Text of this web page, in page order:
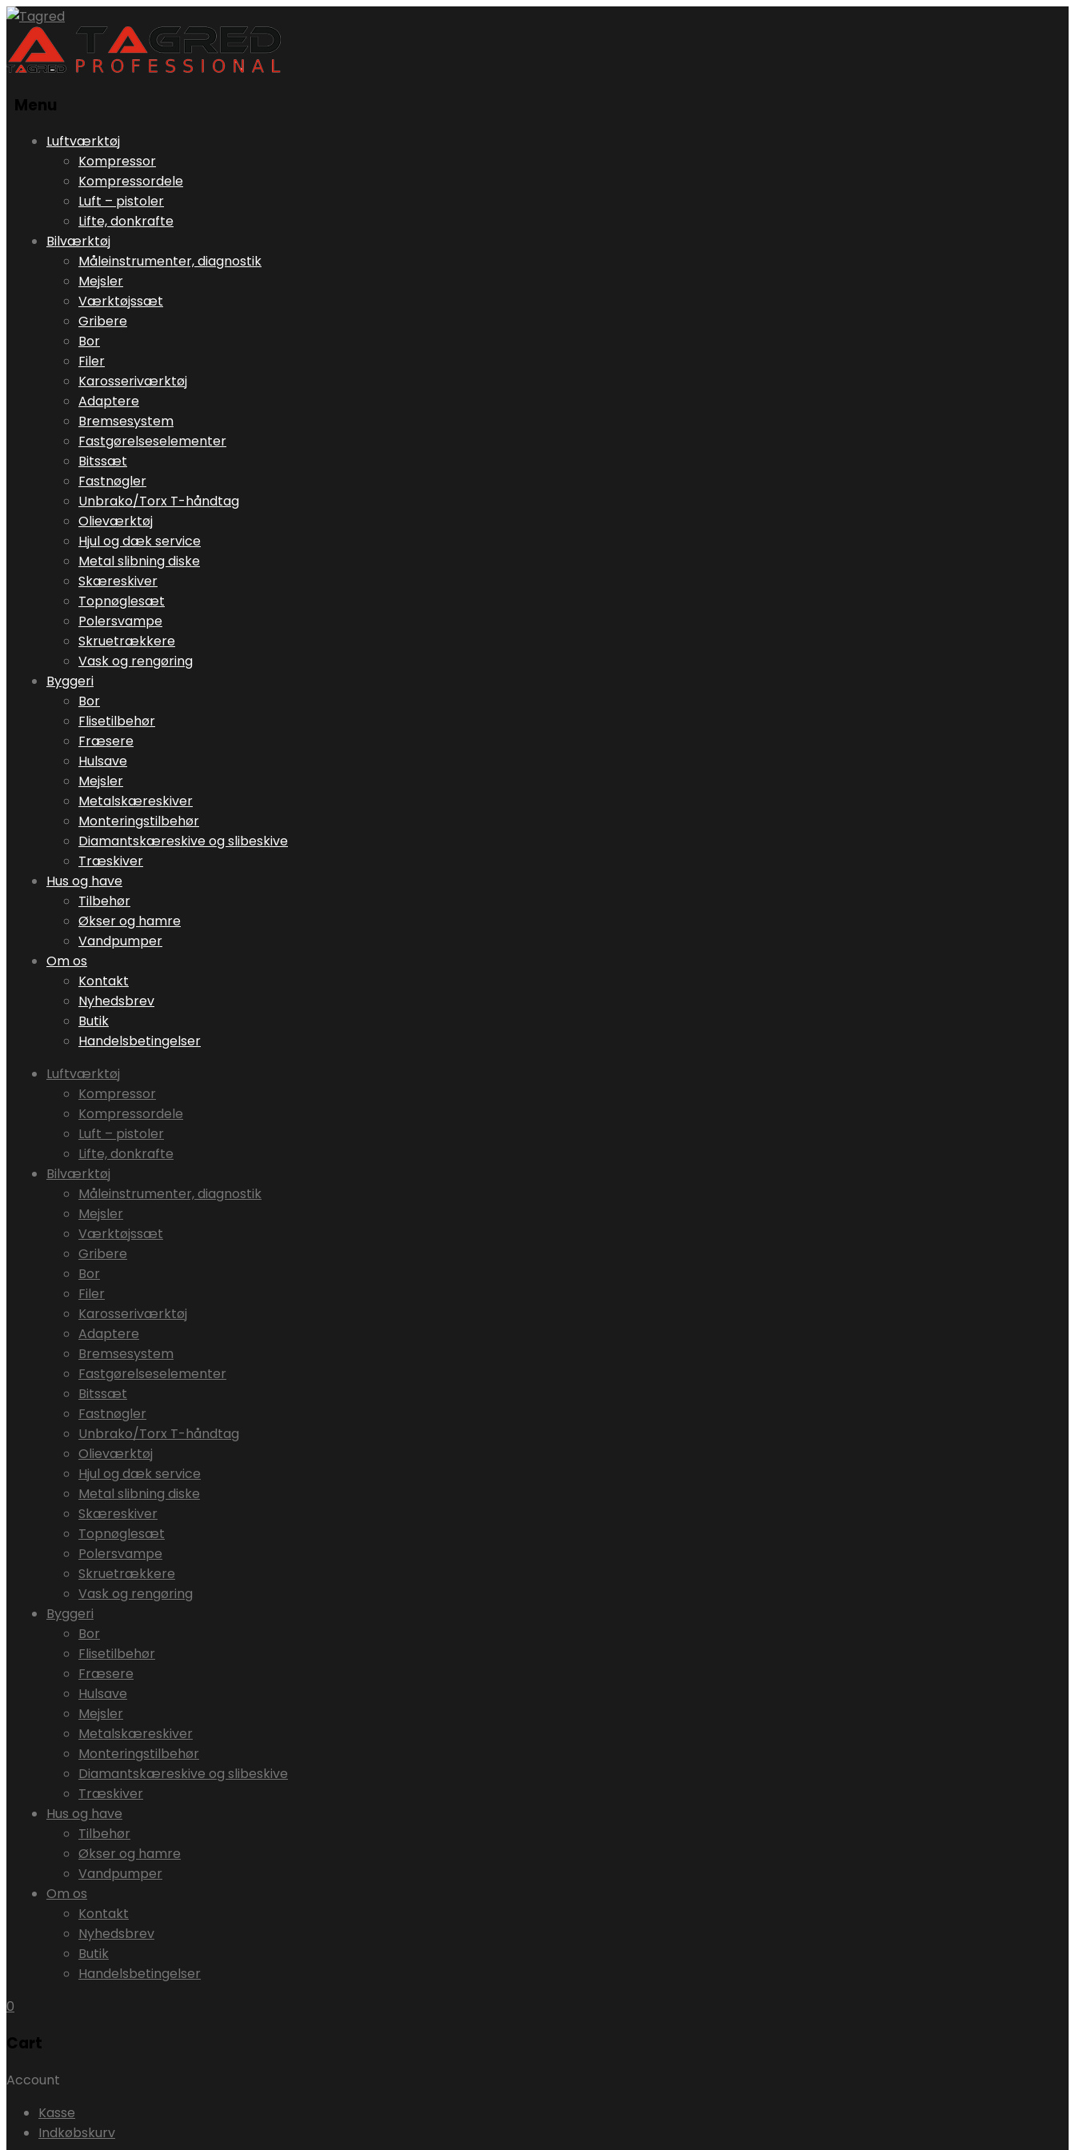
Menu
Skip
content
Luftværktøj
Kompressor
Kompressordele
Luft – pistoler
Lifte, donkrafte
Bilværktøj
Måleinstrumenter, diagnostik
Mejsler
Værktøjssæt
Gribere
Bor
Filer
Karosseriværktøj
Adaptere
Bremsesystem
Fastgørelseselementer
Bitssæt
Fastnøgler
Unbrako/Torx T-håndtag
Olieværktøj
Hjul og dæk service
Metal slibning diske
Skæreskiver
Topnøglesæt
Polersvampe
Skruetrækkere
Vask og rengøring
Byggeri
Bor
Flisetilbehør
Fræsere
Hulsave
Mejsler
Metalskæreskiver
Monteringstilbehør
Diamantskæreskive og slibeskive
Træskiver
Hus og have
Tilbehør
Økser og hamre
Vandpumper
Om os
Kontakt
Nyhedsbrev
Butik
Handelsbetingelser
Luftværktøj
Kompressor
Kompressordele
Luft – pistoler
Lifte, donkrafte
Bilværktøj
Måleinstrumenter, diagnostik
Mejsler
Værktøjssæt
Gribere
Bor
Filer
Karosseriværktøj
Adaptere
Bremsesystem
Fastgørelseselementer
Bitssæt
Fastnøgler
Unbrako/Torx T-håndtag
Olieværktøj
Hjul og dæk service
Metal slibning diske
Skæreskiver
Topnøglesæt
Polersvampe
Skruetrækkere
Vask og rengøring
Byggeri
Bor
Flisetilbehør
Fræsere
Hulsave
Mejsler
Metalskæreskiver
Monteringstilbehør
Diamantskæreskive og slibeskive
Træskiver
Hus og have
Tilbehør
Økser og hamre
Vandpumper
Om os
Kontakt
Nyhedsbrev
Butik
Handelsbetingelser
0
Cart
Account
Kasse
Indkøbskurv